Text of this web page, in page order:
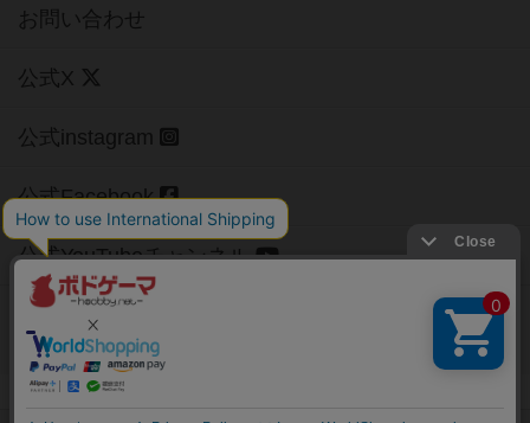
お問い合わせ
公式X
公式instagram
公式Facebook
公式YouTubeチャンネル